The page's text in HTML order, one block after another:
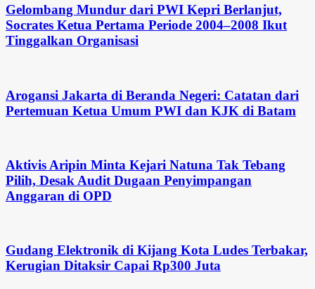
Gelombang Mundur dari PWI Kepri Berlanjut,
Socrates Ketua Pertama Periode 2004–2008 Ikut
Tinggalkan Organisasi
Arogansi Jakarta di Beranda Negeri: Catatan dari
Pertemuan Ketua Umum PWI dan KJK di Batam
Aktivis Aripin Minta Kejari Natuna Tak Tebang
Pilih, Desak Audit Dugaan Penyimpangan
Anggaran di OPD
Gudang Elektronik di Kijang Kota Ludes Terbakar,
Kerugian Ditaksir Capai Rp300 Juta